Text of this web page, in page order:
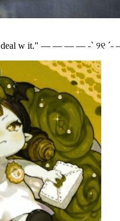
deal w it." — — — — ˗ˋ ୨୧